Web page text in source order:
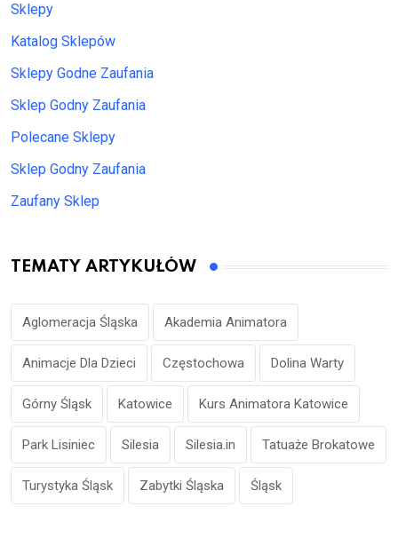
Sklepy
Katalog Sklepów
Sklepy Godne Zaufania
Sklep Godny Zaufania
Polecane Sklepy
Sklep Godny Zaufania
Zaufany Sklep
TEMATY ARTYKUŁÓW
Aglomeracja Śląska Akademia Animatora
Animacje Dla Dzieci Częstochowa Dolina Warty
Górny Śląsk Katowice Kurs Animatora Katowice
Park Lisiniec Silesia Silesia.in Tatuaże Brokatowe
Turystyka Śląsk Zabytki Śląska Śląsk